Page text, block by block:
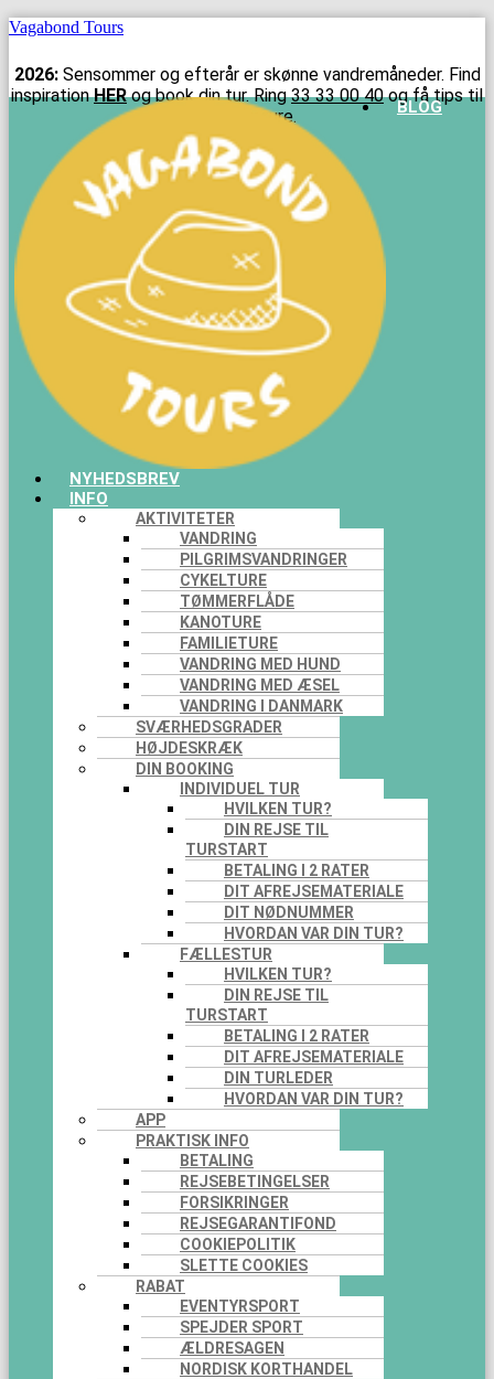
Vagabond Tours
2026:Sensommer og efterår er skønne vandremåneder. Find
inspiration HERog book din tur. Ring33 33 00 40 og få tips til
efterårsture.
Menu
BLOG
NYHEDSBREV
INFO
AKTIVITETER
VANDRING
PILGRIMSVANDRINGER
CYKELTURE
TØMMERFLÅDE
KANOTURE
FAMILIETURE
VANDRING MED HUND
VANDRING MED ÆSEL
VANDRING I DANMARK
SVÆRHEDSGRADER
HØJDESKRÆK
DIN BOOKING
INDIVIDUEL TUR
HVILKEN TUR?
DIN REJSE TIL
TURSTART
BETALING I 2 RATER
DIT AFREJSEMATERIALE
DIT NØDNUMMER
HVORDAN VAR DIN TUR?
FÆLLESTUR
HVILKEN TUR?
DIN REJSE TIL
TURSTART
BETALING I 2 RATER
DIT AFREJSEMATERIALE
DIN TURLEDER
HVORDAN VAR DIN TUR?
APP
PRAKTISK INFO
BETALING
REJSEBETINGELSER
FORSIKRINGER
REJSEGARANTIFOND
COOKIEPOLITIK
SLETTE COOKIES
RABAT
EVENTYRSPORT
SPEJDER SPORT
ÆLDRESAGEN
NORDISK KORTHANDEL